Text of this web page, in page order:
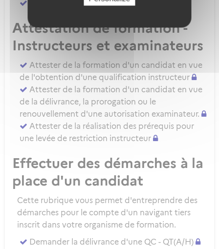
Attester d'une évaluation de niveau IRSE
Attestation de formation -
Instructeurs et examinateurs
Attester de la formation d'un candidat en vue
de l'obtention d'une qualification instructeur
Attester de la formation d'un candidat en vue
de la délivrance, la prorogation ou le
renouvellement d'une autorisation examinateur.
Attester de la réalisation des prérequis pour
une levée de restriction instructeur
Effectuer des démarches à la
place d'un candidat
Cette rubrique vous permet d'entreprendre des
démarches pour le compte d'un navigant tiers
inscrit dans votre organisme de formation.
Demander la délivrance d'une QC - QT(A/H)